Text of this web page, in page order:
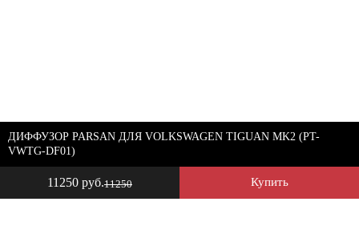
11250 руб.11250 Купить
ДИФФУЗОР PARSAN ДЛЯ VOLKSWAGEN TIGUAN MK2 (PT-
VWTG-DF01)